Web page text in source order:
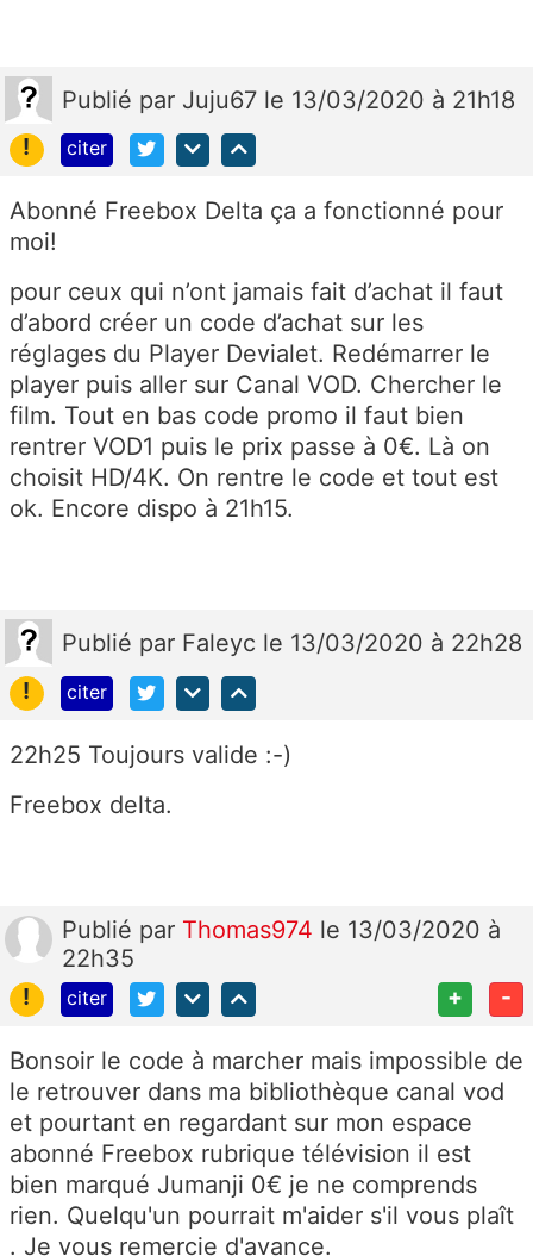
Publié par Juju67 le 13/03/2020 à 21h18
!
citer
Abonné Freebox Delta ça a fonctionné pour
moi!
pour ceux qui n’ont jamais fait d’achat il faut
d’abord créer un code d’achat sur les
réglages du Player Devialet. Redémarrer le
player puis aller sur Canal VOD. Chercher le
film. Tout en bas code promo il faut bien
rentrer VOD1 puis le prix passe à 0€. Là on
choisit HD/4K. On rentre le code et tout est
ok. Encore dispo à 21h15.
Publié par Faleyc le 13/03/2020 à 22h28
!
citer
22h25 Toujours valide :-)
Freebox delta.
Publié par Thomas974 le 13/03/2020 à
22h35
!
citer + -
Bonsoir le code à marcher mais impossible de
le retrouver dans ma bibliothèque canal vod
et pourtant en regardant sur mon espace
abonné Freebox rubrique télévision il est
bien marqué Jumanji 0€ je ne comprends
rien. Quelqu'un pourrait m'aider s'il vous plaît
. Je vous remercie d'avance.